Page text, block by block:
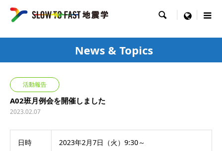
 menu
News & Topics
活動報告
A02班月例会を開催しました
2023.02.07
日時 2023年2月7日（火）9:30～